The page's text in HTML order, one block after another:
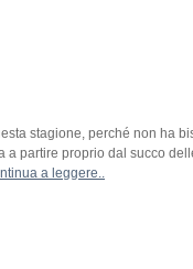
stagione, perché non ha
a partire proprio dal succo
a leggere..